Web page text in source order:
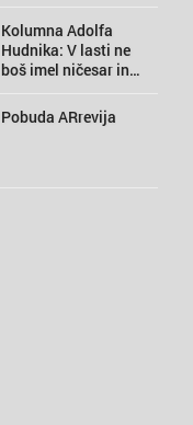
Kolumna Adolfa
Hudnika: V lasti ne
boš imel ničesar in
Pobuda ARrevija